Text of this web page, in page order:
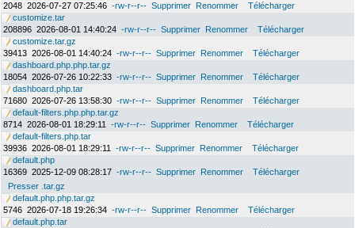
2048 2026-07-27 07:25:46 -rw-r--r-- Supprimer Renommer
Télécharger
customize.tar
208896 2026-08-01 14:40:24 -rw-r--r-- Supprimer Renommer
Télécharger
customize.tar.gz
39413 2026-08-01 14:40:24 -rw-r--r-- Supprimer Renommer
Télécharger
dashboard.php.php.tar.gz
18054 2026-07-26 10:22:33 -rw-r--r-- Supprimer Renommer
Télécharger
dashboard.php.tar
71680 2026-07-26 13:58:30 -rw-r--r-- Supprimer Renommer
Télécharger
default-filters.php.php.tar.gz
8714 2026-08-01 18:29:11 -rw-r--r-- Supprimer Renommer
Télécharger
default-filters.php.tar
39936 2026-08-01 18:29:11 -rw-r--r-- Supprimer Renommer
Télécharger
default.php
16369 2025-12-09 08:28:17 -rw-r--r-- Supprimer Renommer
Télécharger
Presser .tar.gz
default.php.php.tar.gz
5746 2026-07-18 19:26:34 -rw-r--r-- Supprimer Renommer
Télécharger
default.php.tar